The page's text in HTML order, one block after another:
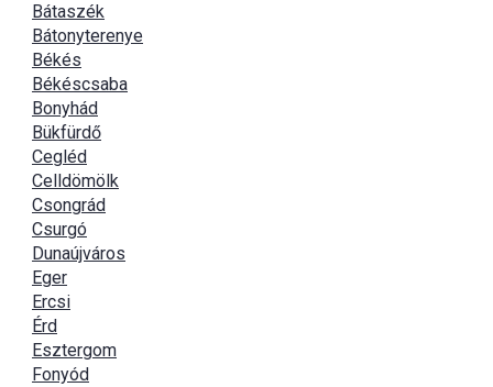
Bátaszék
Bátonyterenye
Békés
Békéscsaba
Bonyhád
Bükfürdő
Cegléd
Celldömölk
Csongrád
Csurgó
Dunaújváros
Eger
Ercsi
Érd
Esztergom
Fonyód